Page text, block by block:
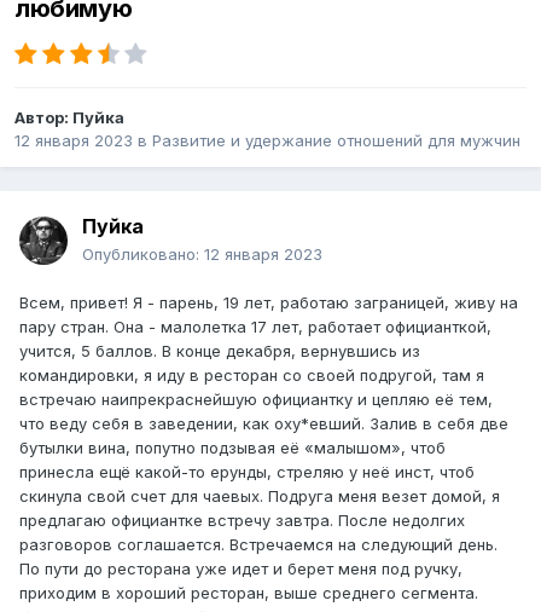
любимую
Автор: Пуйка
12 января 2023 в Pазвитие и удержание отношений для мужчин
Пуйка
Опубликовано: 12 января 2023
Всем, привет! Я - парень, 19 лет, работаю заграницей, живу на
пару стран. Она - малолетка 17 лет, работает официанткой,
учится, 5 баллов. В конце декабря, вернувшись из
командировки, я иду в ресторан со своей подругой, там я
встречаю наипрекраснейшую официантку и цепляю её тем,
что веду себя в заведении, как оху*евший. Залив в себя две
бутылки вина, попутно подзывая её «малышом», чтоб
принесла ещё какой-то ерунды, стреляю у неё инст, чтоб
скинула свой счет для чаевых. Подруга меня везет домой, я
предлагаю официантке встречу завтра. После недолгих
разговоров соглашается. Встречаемся на следующий день.
По пути до ресторана уже идет и берет меня под ручку,
приходим в хороший ресторан, выше среднего сегмента.